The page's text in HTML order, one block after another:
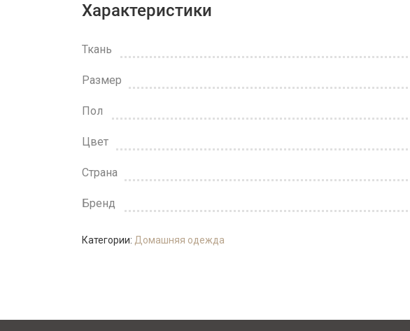
Характеристики
Ткань
Размер
Пол
Цвет
Страна
Бренд
Категории: Домашняя одежда